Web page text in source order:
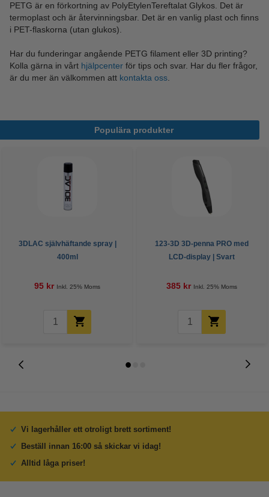
PETG är en förkortning av PolyEtylenTereftalat Glykos. Det är
termoplast och är återvinningsbar. Det är en vanlig plast och finns
i PET-flaskorna (utan glukos).
Har du funderingar angående PETG filament eller 3D printing?
Kolla gärna in vårt hjälpcenter för tips och svar. Har du fler frågor,
är du mer än välkommen att kontakta oss
Populära produkter
3DLAC självhäftande spray |
400ml
95 kr Inkl. 25% Moms
123-3D 3D-penna PRO med
LCD-display | Svart
385 kr Inkl. 25% Moms
Vi lagerhåller ett otroligt brett sortiment!
Beställ innan 16:00 så skickar vi idag!
Alltid låga priser!